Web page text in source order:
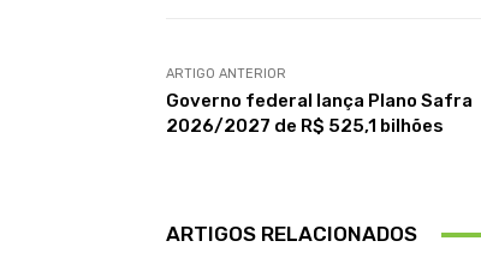
ARTIGO ANTERIOR
Governo federal lança Plano Safra
2026/2027 de R$ 525,1 bilhões
ARTIGOS RELACIONADOS